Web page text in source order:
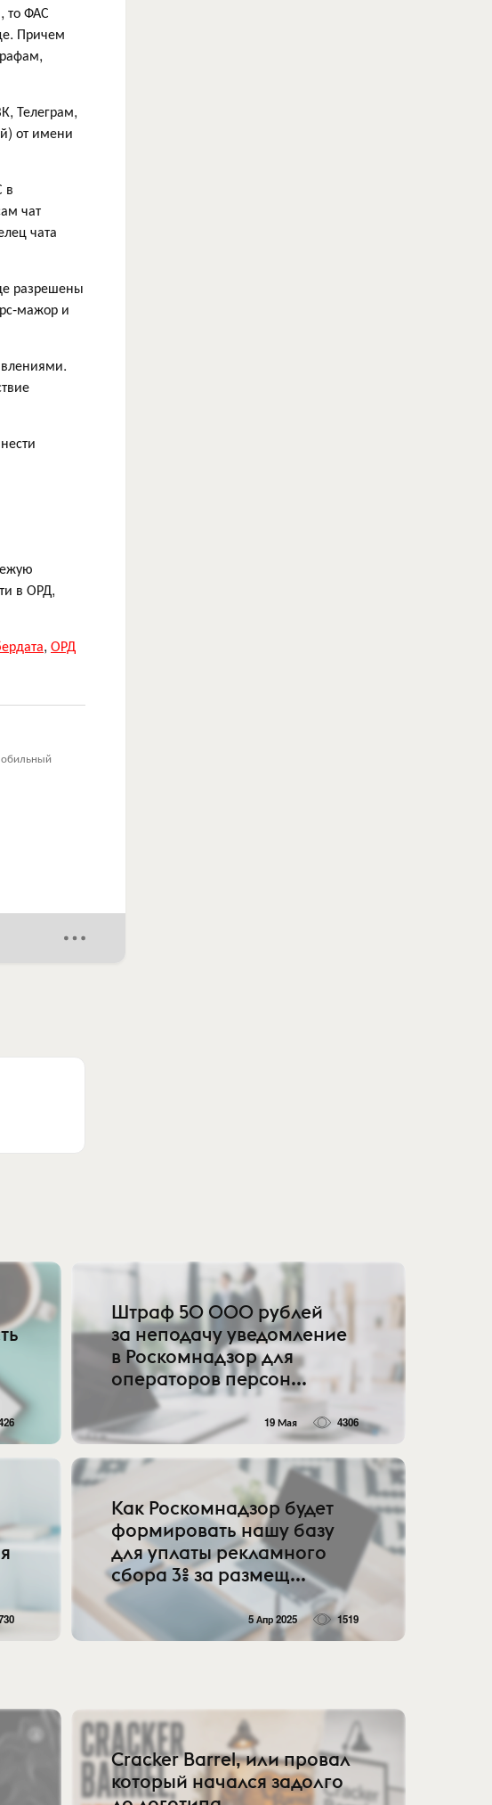
то ФАС
Причем
Телеграм,
от имени
в
чат
чата
разрешены
мажор и
в ОРД,
, ОРД
Штраф 50 000 рублей
за неподачу уведомление
в Роскомнадзор для
операторов персон...
19 Мая 4306
Как Роскомнадзор будет
формировать нашу базу
для уплаты рекламного
сбора 3% за размещ...
5 Апр 2025 1519
Cracker Barrel, или провал
который начался задолго